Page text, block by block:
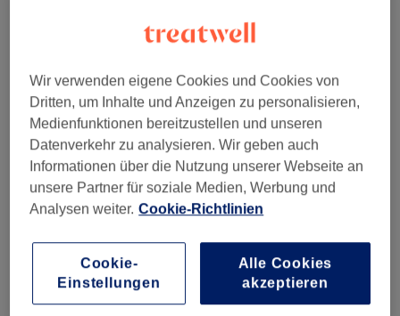
Schnellansicht Saloninfos
Montag 08:00– 19:00
Dienstag
08:00–20:00
Mittwoch
08:00–19:00
Donnerstag
08:00–20:00
Freitag
08:00–20:00
Samstag
Geschlossen
Sonntag
Geschlossen
Hair by Fauth in Leipzig-Plagwitz ist ein moderner
Friseursalon, in dem Kreativität, Fachwissen und ein
herzliches Ambiente im Mittelpunkt stehen. Das Team
beherrscht klassische Schnitte, trendige Colorationen,
Wir verwenden eigene Cookies und Cookies von
Dritten, um Inhalte und Anzeigen zu personalisieren,
Medienfunktionen bereitzustellen und unseren
Datenverkehr zu analysieren. Wir geben auch
Informationen über die Nutzung unserer Webseite an
unsere Partner für soziale Medien, Werbung und
Analysen weiter. Cookie-Richtlinien
Cookie-
Einstellungen
Alle Cookies
akzeptieren